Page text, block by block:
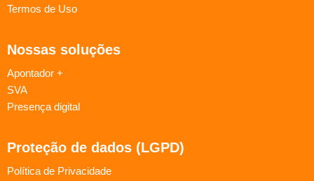
Termos de Uso
Nossas soluções
Apontador +
SVA
Presença digital
Proteção de dados (LGPD)
Política de Privacidade